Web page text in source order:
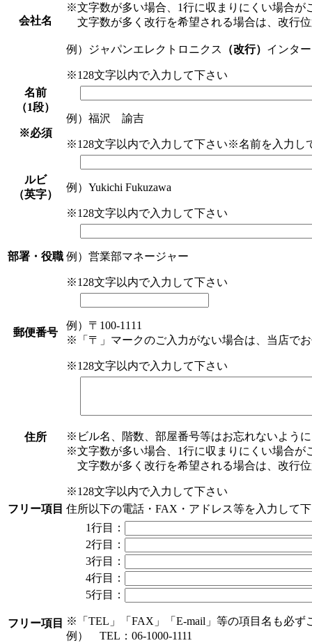
会社名
※文字数が多い場合、1行に収まりにくい場合が
文字数が多く改行を希望される場合は、改行
例）ジャパンエレクトロニクス （改行） インタ
※128文字以内で入力して下さい
名前
（1段）
※必須
例）福沢 諭吉
※128文字以内で入力して下さい※名前を入力し
ルビ
（英字）
例）Yukichi Fukuzawa
※128文字以内で入力して下さい
部署・役職 例）営業部マネージャー
※128文字以内で入力して下さい
郵便番号
例）〒100-1111
※「〒」マークのご入力がない場合は、当店で
※128文字以内で入力して下さい
住所
※ビル名、階数、部屋番号等はお忘れないよう
※文字数が多い場合、1行に収まりにくい場合が
文字数が多く改行を希望される場合は、改行
※128文字以内で入力して下さい
フリー項目 住所以下の電話・FAX・アドレス等を入力して
フリー項目
1行目：
2行目：
3行目：
4行目：
5行目：
※「TEL」「FAX」「E-mail」等の項目名も必ず
例） TEL：06-1000-1111